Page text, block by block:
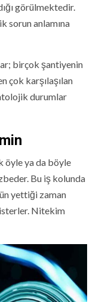
görülmektedir.
sorun anlamına
birçok şantiyenin
çok karşılaşılan
durumlar
öyle ya da böyle
Bu iş kolunda
yettiği zaman
Nitekim